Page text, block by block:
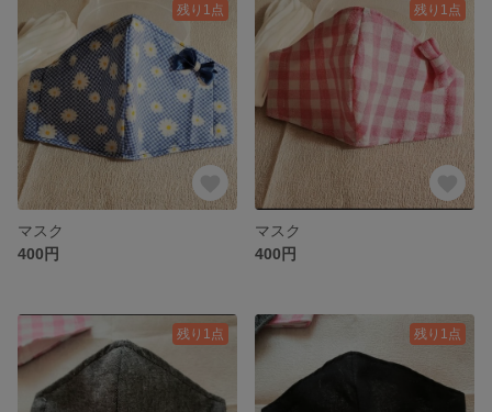
残り1点
マスク
400円
残り1点
マスク
400円
残り1点 残り1点